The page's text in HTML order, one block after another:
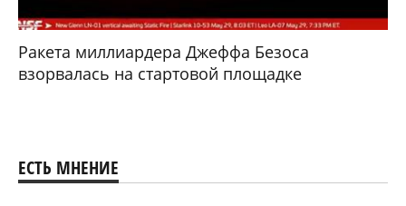
Ракета миллиардера Джеффа Безоса
взорвалась на стартовой площадке
ЕСТЬ МНЕНИЕ